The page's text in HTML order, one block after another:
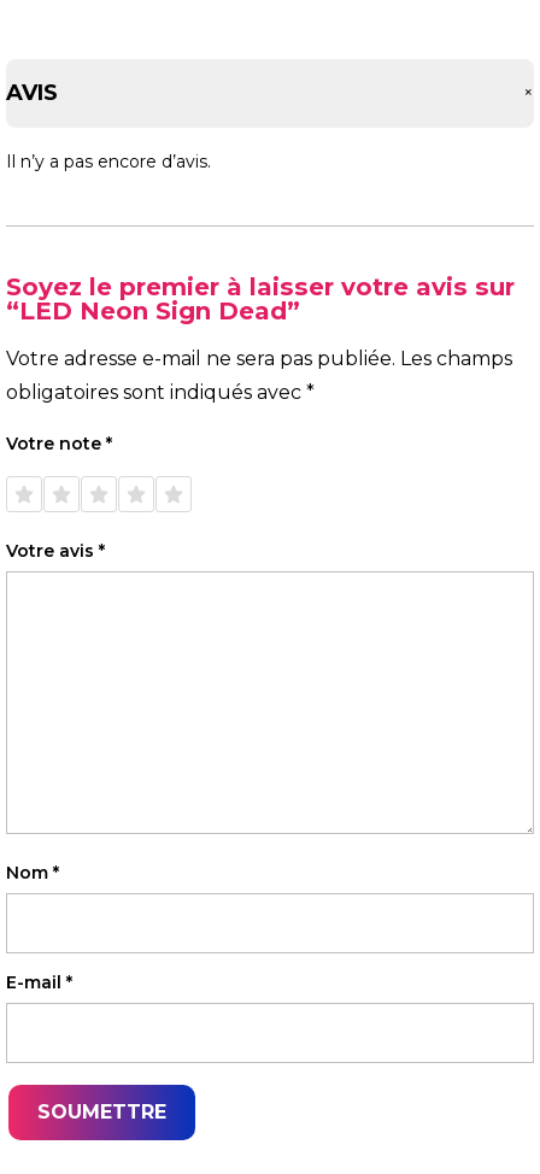
AVIS +
Il n’y a pas encore d’avis.
Soyez le premier à laisser votre avis sur
“LED Neon Sign Dead”
Votre adresse e-mail ne sera pas publiée. Les champs
obligatoires sont indiqués avec *
Votre note *
1 étoile
sur 5
2 étoiles
sur 5
3 étoiles
sur 5
4 étoiles
sur 5
5 étoiles
sur 5
Votre avis *
Nom *
E-mail *